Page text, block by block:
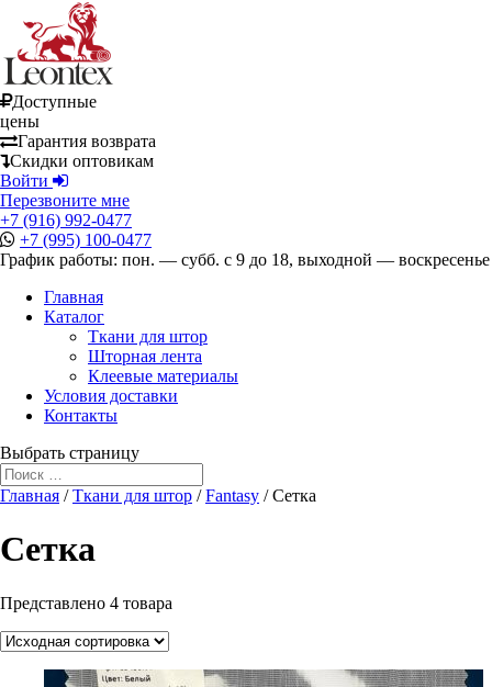
Доступные
цены
Гарантия возврата
Скидки оптовикам
Войти
Перезвоните мне
+7 (916) 992-0477
+7 (995) 100-0477
График работы: пон. — субб. с 9 до 18, выходной — воскресенье
Главная
Каталог
Ткани для штор
Шторная лента
Клеевые материалы
Условия доставки
Контакты
Выбрать страницу
Главная /Ткани для штор /Fantasy / Сетка
Сетка
Представлено 4 товара